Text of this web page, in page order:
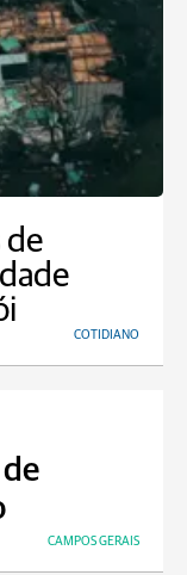
de
COTIDIANO
CAMPOS GERAIS